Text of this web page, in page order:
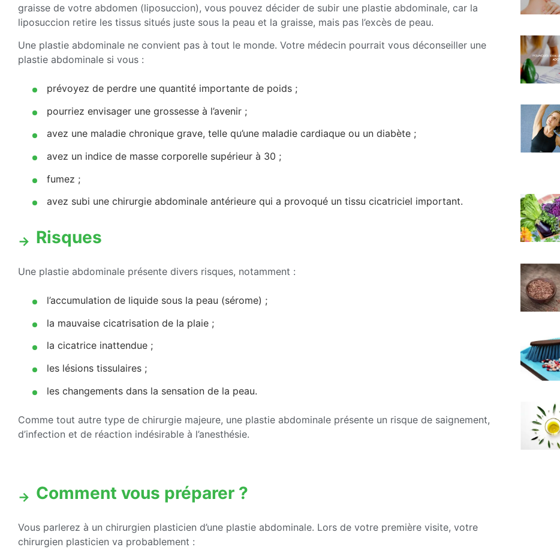
graisse de votre abdomen (liposuccion), vous pouvez décider de subir une plastie abdominale, car la
liposuccion retire les tissus situés juste sous la peau et la graisse, mais pas l’excès de peau.
Une plastie abdominale ne convient pas à tout le monde. Votre médecin pourrait vous déconseiller une
plastie abdominale si vous :
prévoyez de perdre une quantité importante de poids ;
pourriez envisager une grossesse à l’avenir ;
avez une maladie chronique grave, telle qu’une maladie cardiaque ou un diabète ;
avez un indice de masse corporelle supérieur à 30 ;
fumez ;
avez subi une chirurgie abdominale antérieure qui a provoqué un tissu cicatriciel important.
Risques
Une plastie abdominale présente divers risques, notamment :
l’accumulation de liquide sous la peau (sérome) ;
la mauvaise cicatrisation de la plaie ;
la cicatrice inattendue ;
les lésions tissulaires ;
les changements dans la sensation de la peau.
Comme tout autre type de chirurgie majeure, une plastie abdominale présente un risque de saignement,
d’infection et de réaction indésirable à l’anesthésie.
Comment vous préparer ?
Vous parlerez à un chirurgien plasticien d’une plastie abdominale. Lors de votre première visite, votre
chirurgien plasticien va probablement :